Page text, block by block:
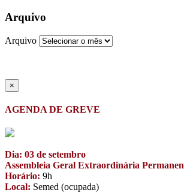
Arquivo
Arquivo
×
AGENDA DE GREVE
Dia: 03 de setembro
Assembleia Geral Extraordinária
Horário: 9h
Local: Semed (ocupada)